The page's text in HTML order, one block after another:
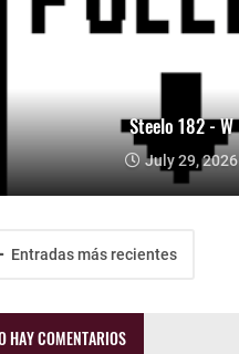
Steelo 182 - W
July 29, 2026
Entradas más recientes
HAY COMENTARIOS